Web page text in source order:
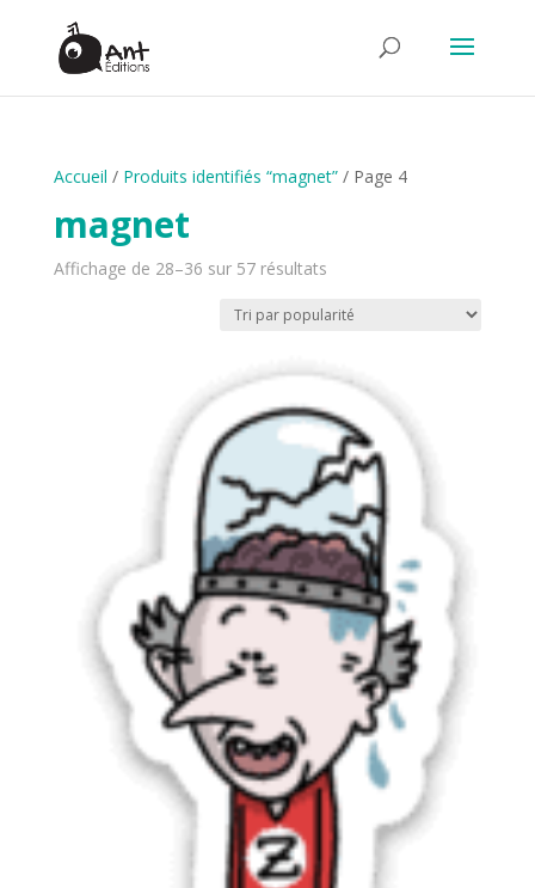
Accueil / Produits identifiés “magnet”/ Page 4
magnet
Affichage de 28–36 sur 57 résultatsTrié
popularité